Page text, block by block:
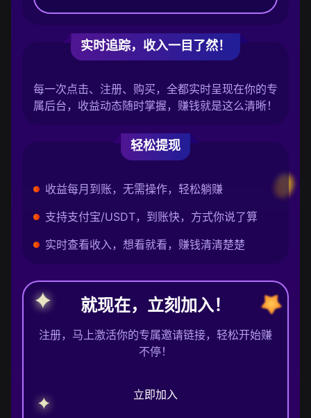
实时追踪，收入一目了然！
每一次点击、注册、购买，全都实时呈现在你的专
属后台，收益动态随时掌握，赚钱就是这么清晰！
轻松提现
收益每月到账，无需操作，轻松躺赚
支持支付宝/USDT，到账快，方式你说了算
实时查看收入，想看就看，赚钱清清楚楚
就现在，立刻加入！
注册，马上激活你的专属邀请链接，轻松开始赚
不停！
立即加入